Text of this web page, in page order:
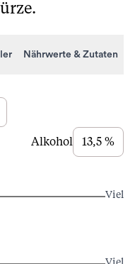
Nährwerte & Zutaten
Alkohol 13,5 %
Viel